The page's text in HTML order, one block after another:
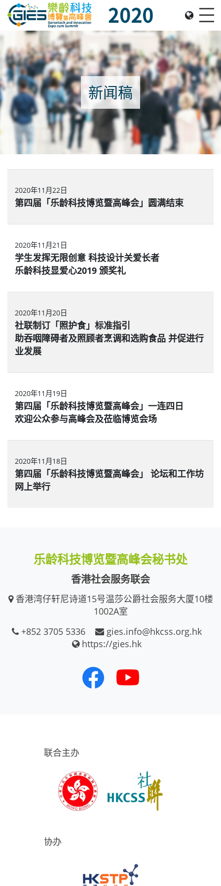
Date: Expo: 21-24 Nov 2020, Summit: 20 Nov 2020,
新闻稿
2020年11月22日
第四届「乐龄科技博览暨高峰会」圆满结束
2020年11月21日
学生发挥无限创意 科技设计关爱长者
乐龄科技显爱心2019 颁奖礼
2020年11月20日
社联制订「照护食」标准指引
助吞咽障碍者及照顾者烹调和选购食品 并促进行
业发展
2020年11月19日
第四届「乐龄科技博览暨高峰会」一连四日
欢迎公众参与高峰会及莅临博览会场
2020年11月18日
第四届「乐龄科技博览暨高峰会」 论坛和工作坊
网上举行
乐龄科技博览暨高峰会秘书处
香港社会服务联会
香港湾仔轩尼诗道15号温莎公爵社会服务大厦10楼
1002A室
+852 3705 5336
gies.info@hkcss.org.hk
https://gies.hk
联合主办
协办